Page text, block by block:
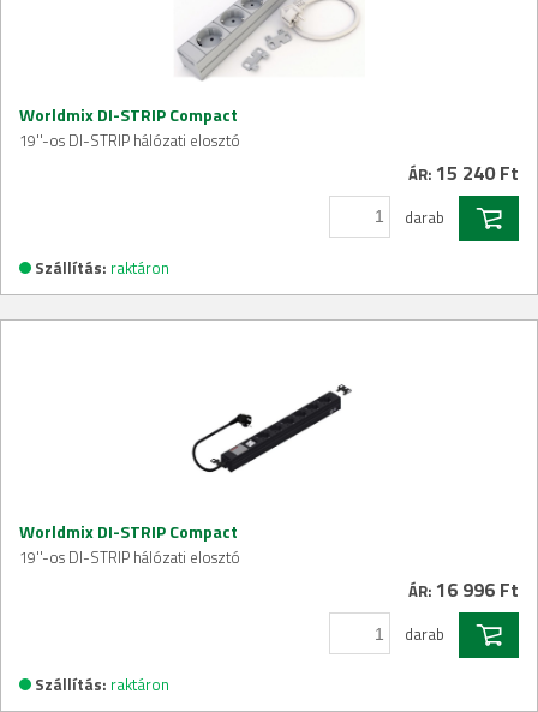
Worldmix DI-STRIP Compact
19''-os DI-STRIP hálózati elosztó
ÁR: 15 240 Ft
darab
Szállítás: raktáron
Worldmix DI-STRIP Compact
19''-os DI-STRIP hálózati elosztó
ÁR: 16 996 Ft
darab
Szállítás: raktáron